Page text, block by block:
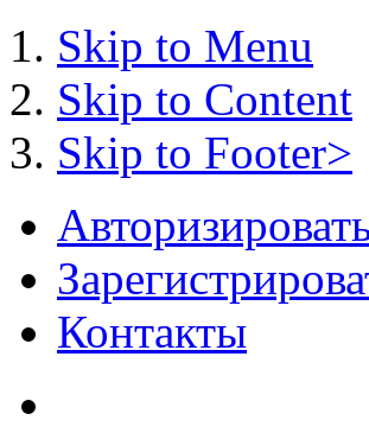
Skip to Menu
Skip to Content
Skip to Footer>
Контакты